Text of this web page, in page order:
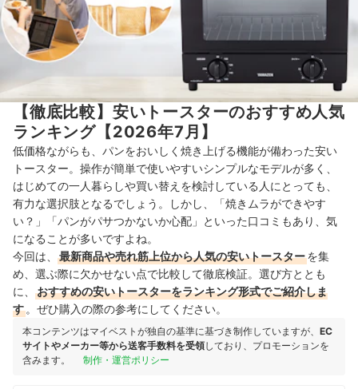
【徹底比較】安いトースターのおすすめ人気
ランキング【2026年7月】
低価格ながらも、パンをおいしく焼き上げる機能が備わった安い
トースター。操作が簡単で使いやすいシンプルなモデルが多く、
はじめての一人暮らしや買い替えを検討している人にとっても、
有力な選択肢となるでしょう。しかし、「焼きムラができやす
い？」「パンがパサつかないか心配」といった口コミもあり、気
になることが多いですよね。
今回は、
最新商品や売れ筋上位から人気の安いトースターを集
め、選ぶ際に欠かせない点で比較して徹底検証。選び方ととも
に、
おすすめの安いトースターをランキング形式でご紹介しま
す 。ぜひ購入の際の参考にしてください。
本コンテンツはマイベストが独自の基準に基づき制作していますが、 EC
サイトやメーカー等から送客手数料を受領しており、プロモーションを
含みます。
制作・運営ポリシー